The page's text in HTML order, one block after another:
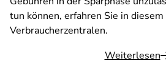
tun können, erfahren Sie in
Verbraucherzentralen.
Weiterlesen